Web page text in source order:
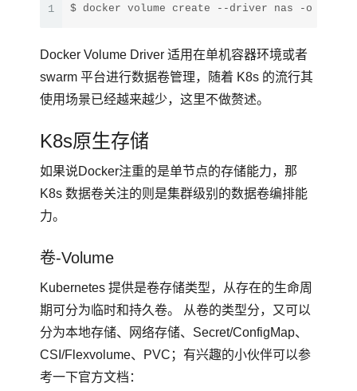
1 $ docker volume create --driver nas -o
Docker Volume Driver 适用在单机容器环境或者
swarm 平台进行数据卷管理，随着 K8s 的流行其
使用场景已经越来越少，这里不做赘述。
K8s原生存储
如果说Docker注重的是单节点的存储能力，那
K8s 数据卷关注的则是集群级别的数据卷编排能
力。
卷-Volume
Kubernetes 提供是卷存储类型，从存在的生命周
期可分为临时和持久卷。 从卷的类型分，又可以
分为本地存储、网络存储、Secret/ConfigMap、
CSI/Flexvolume、PVC；有兴趣的小伙伴可以参
考一下官方文档：